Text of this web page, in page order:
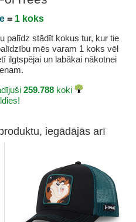
= 1 koks
palīdz stādīt kokus tur, kur tie
mēs varam 1 koks vēl
ilgtspējai un labākai nākotnei
259.788 koki
iegādājās arī